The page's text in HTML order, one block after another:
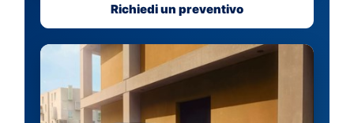
Richiedi un preventivo